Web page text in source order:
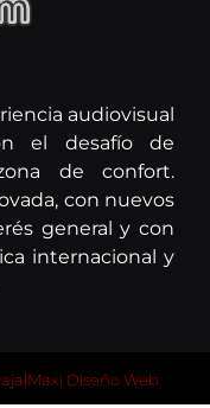
audiovisual
el desafío de
de confort.
con nuevos
general y con
internacional y
Diseño Web